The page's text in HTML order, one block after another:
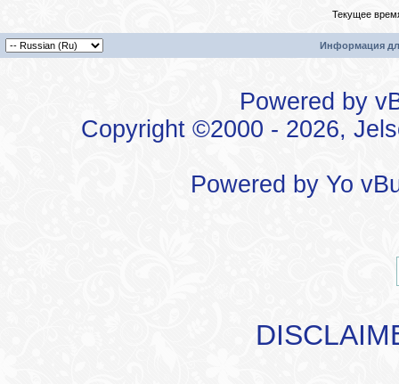
Текущее
Информация
Powered by
Copyright ©2000 - 2026,
Powered by Yo